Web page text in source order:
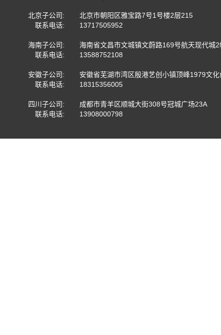
北京子公司:
北京市朝阳区雅宝路7号1号楼2层215
联系电话:
13717505952
海南子公司:
海南省文昌市文城镇文蔚路169号航天现代城
联系电话:
13588752108
安徽子公司:
安徽省芜湖市湾区殷港艺创小镇顶峰1979文
联系电话:
18315356005
四川子公司:
成都市青羊区顺城大街308号冠城广场23A
联系电话:
13908000798